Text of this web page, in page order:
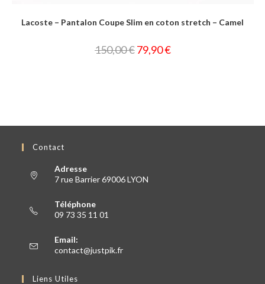
Lacoste – Pantalon Coupe Slim en coton stretch – Camel
150,00€ 79,90€
Contact
Adresse
7 rue Barrier 69006 LYON
Téléphone
09 73 35 11 01
Email:
contact@justpik.fr
Liens Utiles